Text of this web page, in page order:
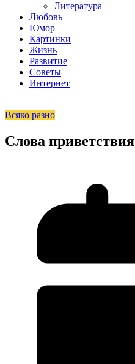
Литература
Любовь
Юмор
Картинки
Жизнь
Развитие
Советы
Интернет
Всяко разно
Слова приветствия